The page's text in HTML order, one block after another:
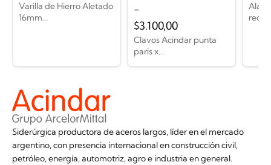
Siderúrgica productora de aceros largos, líder en el mercado
argentino, con presencia internacional en construcción civil,
petróleo, energía, automotriz, agro e industria en general.
Varilla de Hierro Aletado
16mm...
Clavos Acindar punta
paris x...
$3.100,00
-